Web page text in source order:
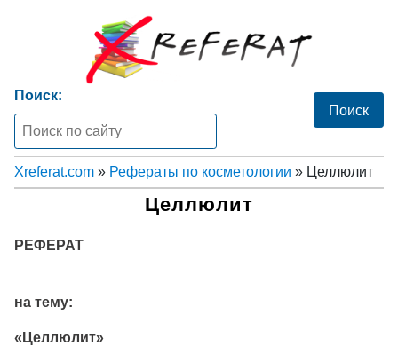
Поиск:
Xreferat.com » Рефераты по косметологии » Целлюлит
Целлюлит
РЕФЕРАТ
на тему:
«Целлюлит»